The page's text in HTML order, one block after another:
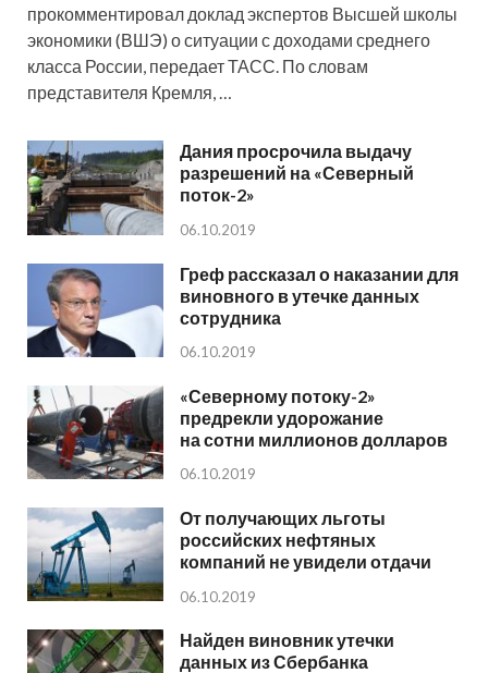
прокомментировал доклад экспертов Высшей школы
экономики (ВШЭ) о ситуации с доходами среднего
класса России, передает ТАСС. По словам
представителя Кремля, …
Дания просрочила выдачу
разрешений на «Северный
поток-2»
06.10.2019
Греф рассказал о наказании для
виновного в утечке данных
сотрудника
06.10.2019
«Северному потоку-2»
предрекли удорожание
на сотни миллионов долларов
06.10.2019
От получающих льготы
российских нефтяных
компаний не увидели отдачи
06.10.2019
Найден виновник утечки
данных из Сбербанка